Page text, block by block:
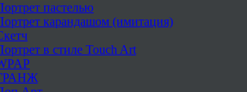
пастелью
карандашом (имитация)
в стиле Touch Art